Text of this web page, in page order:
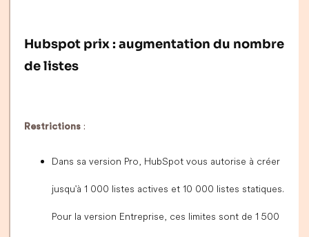
Hubspot prix : augmentation du nombre
de listes
Restrictions :
Dans sa version Pro, HubSpot vous autorise à créer
jusqu'à 1 000 listes actives et 10 000 listes statiques.
Pour la version Entreprise, ces limites sont de 1 500